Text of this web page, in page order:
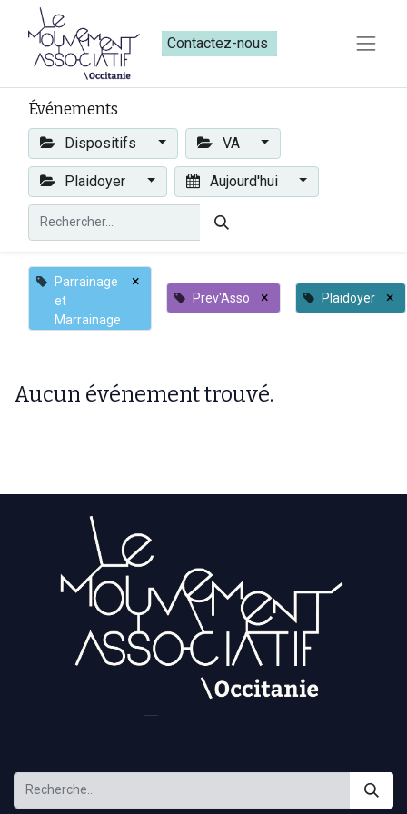
Contactez-nous​​
Événements
Dispositifs VA
Plaidoyer Aujourd'hui
Parrainage
et
Marrainage
×
Prev'Asso × Plaidoyer ×
Aucun événement trouvé.